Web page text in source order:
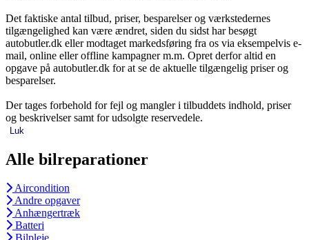
Det faktiske antal tilbud, priser, besparelser og værkstedernes
tilgængelighed kan være ændret, siden du sidst har besøgt
autobutler.dk eller modtaget markedsføring fra os via eksempelvis e-
mail, online eller offline kampagner m.m. Opret derfor altid en
opgave på autobutler.dk for at se de aktuelle tilgængelig priser og
besparelser.
Der tages forbehold for fejl og mangler i tilbuddets indhold, priser
og beskrivelser samt for udsolgte reservedele.
Luk
Alle bilreparationer
Aircondition
Andre opgaver
Anhængertræk
Batteri